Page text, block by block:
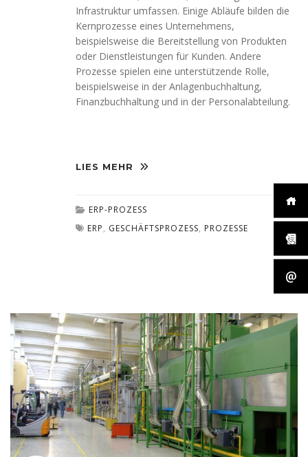
Infrastruktur umfassen. Einige Abläufe bilden die
Kernprozesse eines Unternehmens,
beispielsweise die Bereitstellung von Produkten
oder Dienstleistungen für Kunden. Andere
Prozesse spielen eine unterstützende Rolle,
beispielsweise in der Anlagenbuchhaltung,
Finanzbuchhaltung und in der Personalabteilung.
LIES MEHR
ERP-PROZESS
ERP, GESCHÄFTSPROZESS, PROZESSE
0